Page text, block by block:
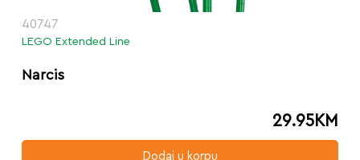
40747
LEGO Extended Line
Narcis
29.95KM
Dodaj u korpu